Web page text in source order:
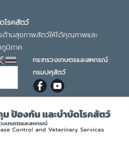
โรคสัตว์
ด้านสุขภาพสัตว์ให้ได้คุณภาพและ
มิภาค
กระทรวงเกษตรและสหกรณ์
กรมปศุสัตว์